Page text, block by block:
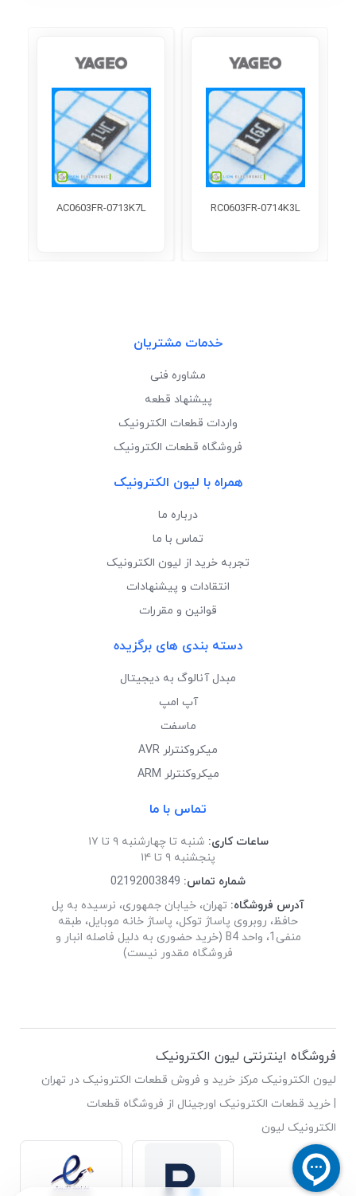
RC0603FR-0714K3L
AC0603FR-0713K7L
خدمات مشتریان
مشاوره فنی
پیشنهاد قطعه
واردات قطعات الکترونیک
فروشگاه قطعات الکترونیک
همراه با لیون الکترونیک
درباره ما
تماس با ما
تجربه خرید از لیون الکترونیک
انتقادات و پیشنهادات
قوانین و مقررات
دسته بندی های برگزیده
مبدل آنالوگ به دیجیتال
آپ امپ
ماسفت
میکروکنترلر AVR
میکروکنترلر ARM
تماس با ما
ساعات کاری: شنبه تا چهارشنبه ۹ تا ۱۷
پنجشنبه ۹ تا ۱۴
شماره تماس: 02192003849
آدرس فروشگاه: تهران، خیابان جمهوری، نرسیده به پل
حافظ، روبروی پاساژ توکل، پاساژ خانه موبایل، طبقه
منفی1، واحد B4 (خرید حضوری به دلیل فاصله انبار و
فروشگاه مقدور نیست)
فروشگاه اینترنتی لیون الکترونیک
لیون الکترونیک مرکز خرید و فروش قطعات الکترونیک در تهران
| خرید قطعات الکترونیک اورجینال از فروشگاه قطعات
الکترونیک لیون